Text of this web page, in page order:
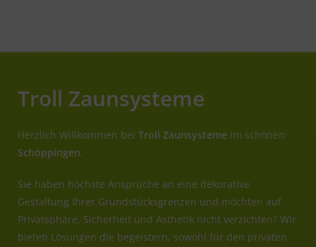
Troll Zaunsysteme
Herzlich Willkommen bei Troll Zaunsysteme im schönen
Schöppingen.
Sie haben höchste Ansprüche an eine dekorative
Gestaltung Ihrer Grundstücksgrenzen und möchten auf
Privatsphäre, Sicherheit und Ästhetik nicht verzichten? Wir
bieten Lösungen die begeistern, sowohl für den privaten